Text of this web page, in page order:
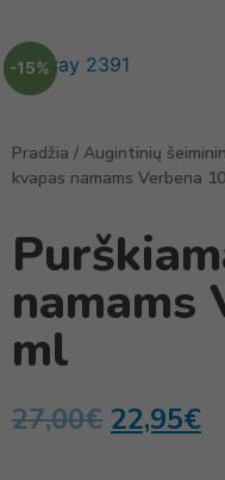
-15%
Pradžia / Augintinių
kvapas namams Verbena
namams
ml
27,00€ 22,95€